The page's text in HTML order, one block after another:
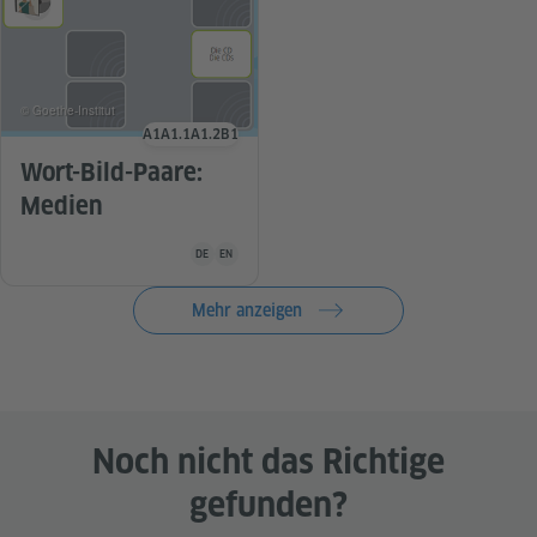
Wort-Bild-Paare:
Medien
Unterrichtsmaterial ist in folgenden Sprachen
DE EN
© Goethe-Institut
Sprachniveau
A1A1.1A1.2 B1
Mehr anzeigen
Noch nicht das Richtige
gefunden?